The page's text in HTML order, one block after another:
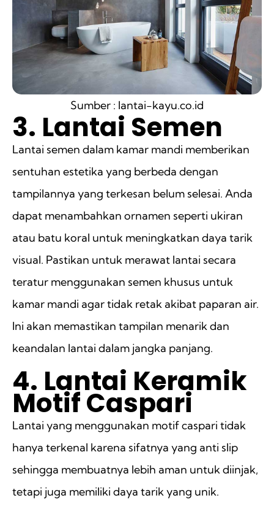
Sumber : lantai-kayu.co.id
3. Lantai Semen
Lantai semen dalam kamar mandi memberikan
sentuhan estetika yang berbeda dengan
tampilannya yang terkesan belum selesai. Anda
dapat menambahkan ornamen seperti ukiran
atau batu koral untuk meningkatkan daya tarik
visual. Pastikan untuk merawat lantai secara
teratur menggunakan semen khusus untuk
kamar mandi agar tidak retak akibat paparan air.
Ini akan memastikan tampilan menarik dan
keandalan lantai dalam jangka panjang.
4. Lantai Keramik
Motif Caspari
Lantai yang menggunakan motif caspari tidak
hanya terkenal karena sifatnya yang anti slip
sehingga membuatnya lebih aman untuk diinjak,
tetapi juga memiliki daya tarik yang unik.